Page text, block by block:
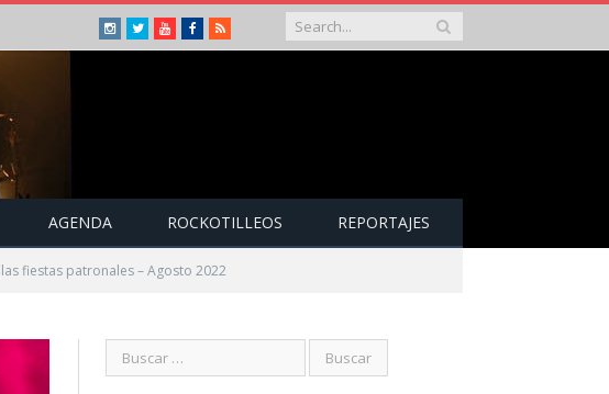
Instagram
TwitterYoutubeFacebook
RSS
AGENDA ROCKOTILLEOS REPORTAJES
fiestas patronales – Agosto 2022